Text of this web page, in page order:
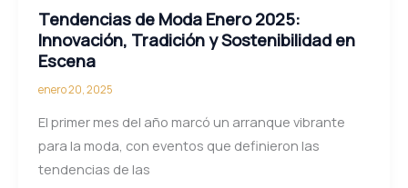
Tendencias de Moda Enero 2025:
Innovación, Tradición y Sostenibilidad en
Escena
enero 20, 2025
El primer mes del año marcó un arranque vibrante
para la moda, con eventos que definieron las
tendencias de las